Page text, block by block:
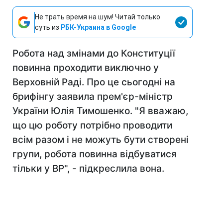
Не трать время на шум! Читай только
суть из РБК-Украина в Google
Робота над змінами до Конституції
повинна проходити виключно у
Верховній Раді. Про це сьогодні на
брифінгу заявила прем'єр-міністр
України Юлія Тимошенко. "Я вважаю,
що цю роботу потрібно проводити
всім разом і не можуть бути створені
групи, робота повинна відбуватися
тільки у ВР", - підкреслила вона.